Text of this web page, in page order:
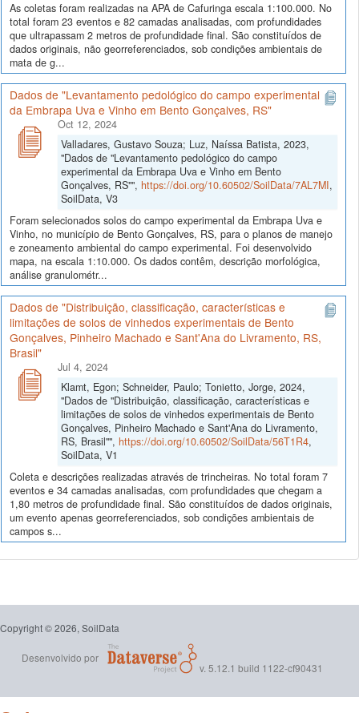
As coletas foram realizadas na APA de Cafuringa escala 1:100.000. No
total foram 23 eventos e 82 camadas analisadas, com profundidades
que ultrapassam 2 metros de profundidade final. São constituídos de
dados originais, não georreferenciados, sob condições ambientais de
mata de g...
Dados de "Levantamento pedológico do campo experimental
da Embrapa Uva e Vinho em Bento Gonçalves, RS"
Oct 12, 2024
Valladares, Gustavo Souza; Luz, Naíssa Batista, 2023,
"Dados de "Levantamento pedológico do campo
experimental da Embrapa Uva e Vinho em Bento
Gonçalves, RS"", https://doi.org/10.60502/SoilData/7AL7MI,
SoilData, V3
Foram selecionados solos do campo experimental da Embrapa Uva e
Vinho, no município de Bento Gonçalves, RS, para o planos de manejo
e zoneamento ambiental do campo experimental. Foi desenvolvido
mapa, na escala 1:10.000. Os dados contêm, descrição morfológica,
análise granulométr...
Dados de "Distribuição, classificação, características e
limitações de solos de vinhedos experimentais de Bento
Gonçalves, Pinheiro Machado e Sant'Ana do Livramento, RS,
Brasil"
Jul 4, 2024
Klamt, Egon; Schneider, Paulo; Tonietto, Jorge, 2024,
"Dados de "Distribuição, classificação, características e
limitações de solos de vinhedos experimentais de Bento
Gonçalves, Pinheiro Machado e Sant'Ana do Livramento,
RS, Brasil"", https://doi.org/10.60502/SoilData/56T1R4,
SoilData, V1
Coleta e descrições realizadas através de trincheiras. No total foram 7
eventos e 34 camadas analisadas, com profundidades que chegam a
1,80 metros de profundidade final. São constituídos de dados originais,
um evento apenas georreferenciados, sob condições ambientais de
campos s...
Copyright © 2026, SoilData
Desenvolvido por
v. 5.12.1 build 1122-cf90431